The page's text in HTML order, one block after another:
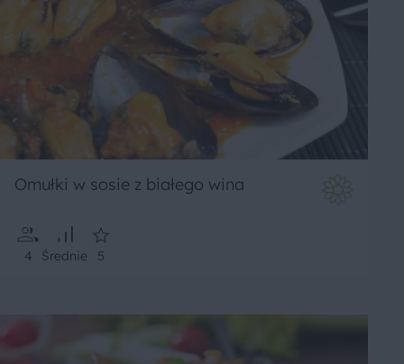
Omułki w sosie z białego wina
4 Średnie 5